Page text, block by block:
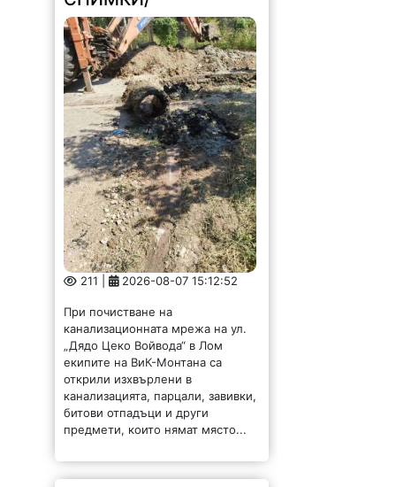
211 | 2026-08-07 15:12:52
При почистване на
канализационната мрежа на ул.
„Дядо Цеко Войвода“ в Лом
екипите на ВиК-Монтана са
открили изхвърлени в
канализацията, парцали, завивки,
битови отпадъци и други
предмети, които нямат място...